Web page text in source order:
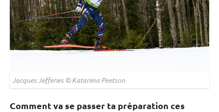
Jacques Jefferies © Katariina Peetson
Comment va se passer ta préparation ces